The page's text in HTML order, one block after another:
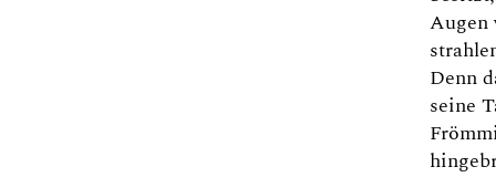
Augen
Denn
seine